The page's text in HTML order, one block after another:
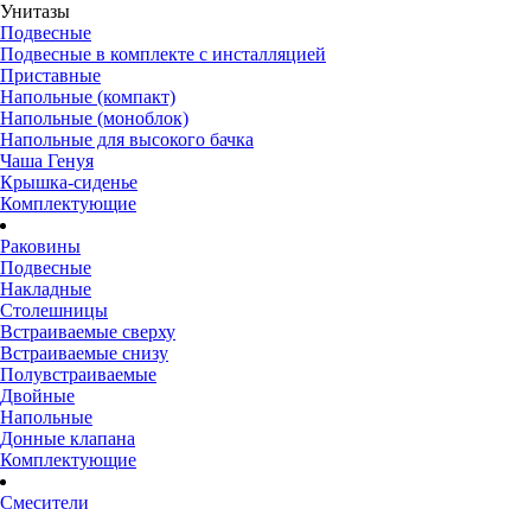
Унитазы
Подвесные
Подвесные в комплекте с инсталляцией
Приставные
Напольные (компакт)
Напольные (моноблок)
Напольные для высокого бачка
Чаша Генуя
Крышка-сиденье
Комплектующие
Раковины
Подвесные
Накладные
Столешницы
Встраиваемые сверху
Встраиваемые снизу
Полувстраиваемые
Двойные
Напольные
Донные клапана
Комплектующие
Смесители